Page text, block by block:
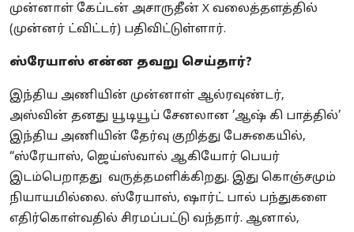
முன்னாள் கேப்டன் அசாருதீன் X வலைத்தளத்தில்
(முன்னர் ட்விட்டர்) பதிவிட்டுள்ளார்.
ஸ்ரேயாஸ் என்ன தவறு செய்தார்?
இந்திய அணியின் முன்னாள் ஆல்ரவுண்டர்,
அஸ்வின் தனது யூடியூப் சேனலான ’ஆஷ் கி பாத்தில்’
இந்திய அணியின் தேர்வு குறித்து பேசுகையில்,
“ஸ்ரேயாஸ், ஜெய்ஸ்வால் ஆகியோர் பெயர்
இடம்பெறாதது வருத்தமளிக்கிறது. இது கொஞ்சமும்
நியாயமில்லை. ஸ்ரேயாஸ், ஷார்ட் பால் பந்துகளை
எதிர்கொள்வதில் சிரமப்பட்டு வந்தார். ஆனால்,